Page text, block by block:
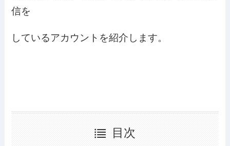
信を
しているアカウントを紹介します。
目次